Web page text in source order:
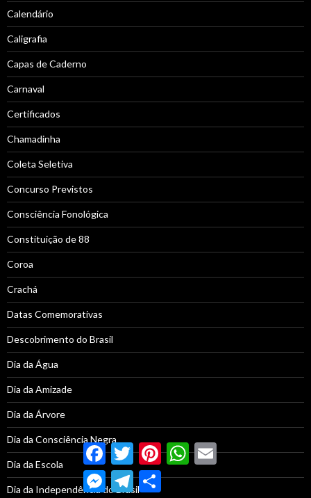
Calendário
Caligrafia
Capas de Caderno
Carnaval
Certificados
Chamadinha
Coleta Seletiva
Concurso Previstos
Consciência Fonológica
Constituição de 88
Coroa
Crachá
Datas Comemorativas
Descobrimento do Brasil
Dia da Água
Dia da Amizade
Dia da Árvore
Dia da Consciência Negra
Dia da Escola
Dia da Independência do Brasil
FacebookTwitterPinterestWhatsApp
MessengerTelegramCompartilhar